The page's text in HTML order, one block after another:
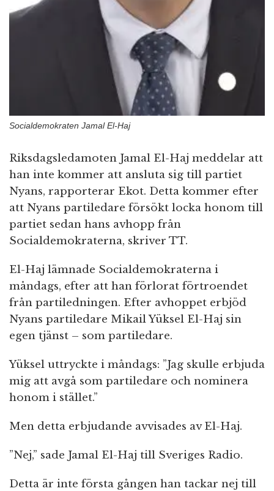
Socialdemokraten Jamal El-Haj
Riksdagsledamoten Jamal El-Haj meddelar att
han inte kommer att ansluta sig till partiet
Nyans, rapporterar Ekot. Detta kommer efter
att Nyans partiledare försökt locka honom till
partiet sedan hans avhopp från
Socialdemokraterna, skriver TT.
El-Haj lämnade Socialdemokraterna i
måndags, efter att han förlorat förtroendet
från partiledningen. Efter avhoppet erbjöd
Nyans partiledare Mikail Yüksel El-Haj sin
egen tjänst – som partiledare.
Yüksel uttryckte i måndags: ”Jag skulle erbjuda
mig att avgå som partiledare och nominera
honom i stället.”
Men detta erbjudande avvisades av El-Haj.
”Nej,” sade Jamal El-Haj till Sveriges Radio.
Detta är inte första gången han tackar nej till